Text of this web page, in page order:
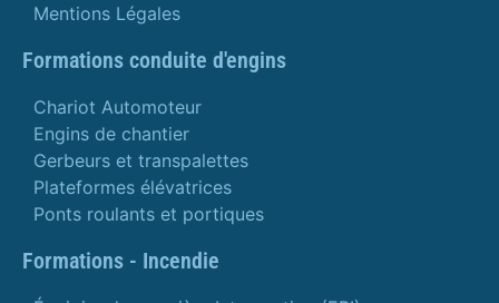
Mentions Légales
Formations conduite d'engins
Chariot Automoteur
Engins de chantier
Gerbeurs et transpalettes
Plateformes élévatrices
Ponts roulants et portiques
Formations - Incendie